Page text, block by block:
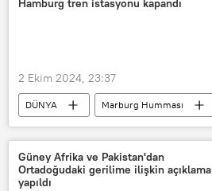
Hamburg tren istasyonu kapandı
2 Ekim 2024, 23:37
DÜNYA
Marburg Humması
Marburg virüsü
Almanya
Tren
hızlı tren
Tren seferi
Tren istasyonu
Güney Afrika ve Pakistan'dan
Ortadoğudaki gerilime ilişkin açıklama
yapıldı